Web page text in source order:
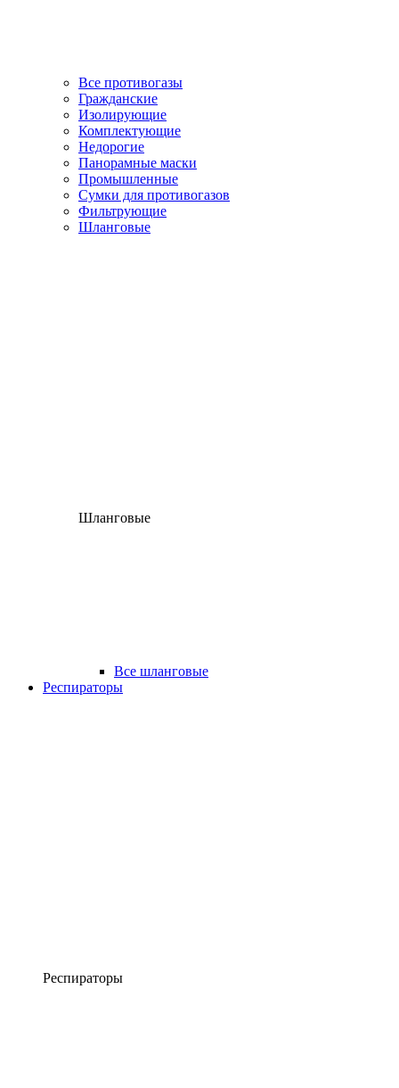
Все противогазы
Гражданские
Изолирующие
Комплектующие
Недорогие
Панорамные маски
Промышленные
Сумки для противогазов
Фильтрующие
Шланговые
Шланговые
Все шланговые
Респираторы
Респираторы